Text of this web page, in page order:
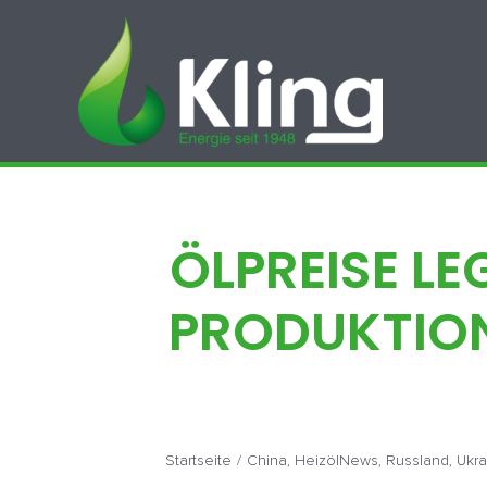
ÖLPREISE
Startseite / China, HeizölNews, Russland,